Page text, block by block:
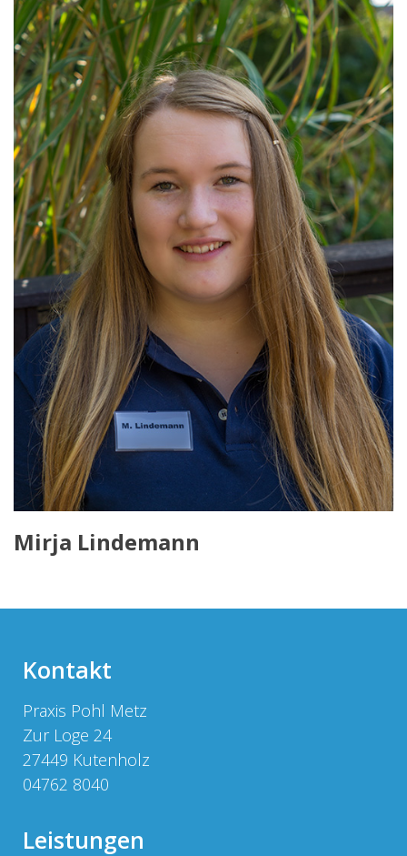
Mirja Lindemann
Kontakt
Praxis Pohl Metz
Zur Loge 24
27449 Kutenholz
04762 8040
Leistungen